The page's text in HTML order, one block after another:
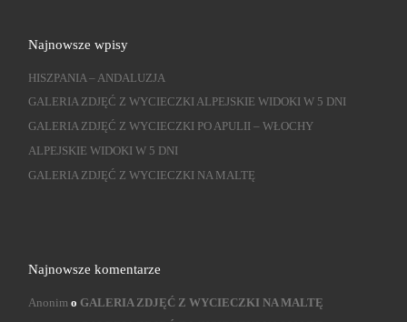
Najnowsze wpisy
HISZPANIA – ANDALUZJA
GALERIA ZDJĘĆ Z WYCIECZKI ALPEJSKIE WIDOKI W 5 DNI
GALERIA ZDJĘĆ Z WYCIECZKI PO APULII – WŁOCHY
ALPEJSKIE WIDOKI W 5 DNI
GALERIA ZDJĘĆ Z WYCIECZKI NA MALTĘ
Najnowsze komentarze
Anonim o GALERIA ZDJĘĆ Z WYCIECZKI NA MALTĘ